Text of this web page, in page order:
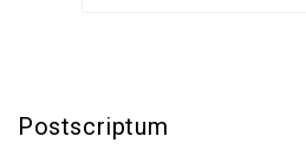
Postscriptum